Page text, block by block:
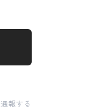
通報する